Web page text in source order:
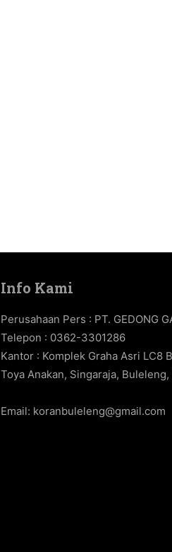
Info Kami
Perusahaan Pers : PT. GEDONG
Telepon : 0362-3301286
Kantor : Komplek Graha Asri LC8
Toya Anakan, Singaraja, Buleleng,
Email: koranbuleleng@gmail.com